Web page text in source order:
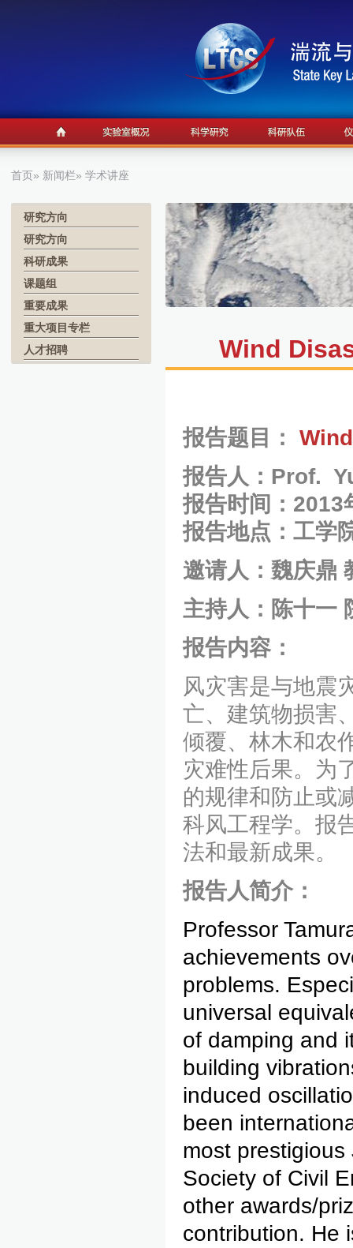
首页» 新闻栏» 学术讲座
研究方向
研究方向
科研成果
课题组
重要成果
重大项目专栏
人才招聘
Wind
报告题目：
报告人： Prof.
报告时间：2013
报告地点：工学
邀请人：魏庆鼎
主持人：陈十一
报告内容：
风灾害是与地震
亡、建筑物损害
倾覆、林木和农
灾难性后果。为
的规律和防止或
科风工程学。报
法和最新成果。
报告人简介：
Professor
achievements
problems.
universal
of damping and
building
induced
been
most
Society of Civil
other awards/
contribution. He